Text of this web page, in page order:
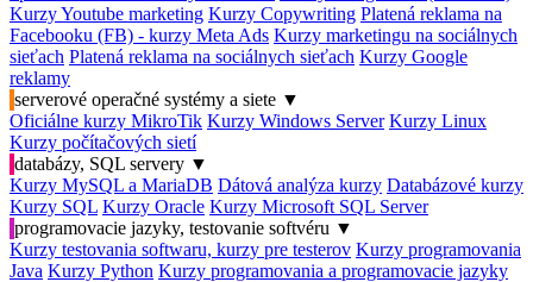
Kurzy Youtube marketing Kurzy Copywriting Platená reklama na
Facebooku (FB) - kurzy Meta Ads Kurzy marketingu na sociálnych
sieťach Platená reklama na sociálnych sieťach Kurzy Google
reklamy
serverové operačné systémy a siete ▼
Oficiálne kurzy MikroTik Kurzy Windows Server Kurzy Linux
Kurzy počítačových sietí
databázy, SQL servery ▼
Kurzy MySQL a MariaDB Dátová analýza kurzy Databázové kurzy
Kurzy SQL Kurzy Oracle Kurzy Microsoft SQL Server
programovacie jazyky, testovanie softvéru ▼
Kurzy testovania softwaru, kurzy pre testerov Kurzy programovania
Java Kurzy Python Kurzy programovania a programovacie jazyky